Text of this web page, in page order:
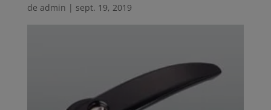
de admin | sept. 19, 2019